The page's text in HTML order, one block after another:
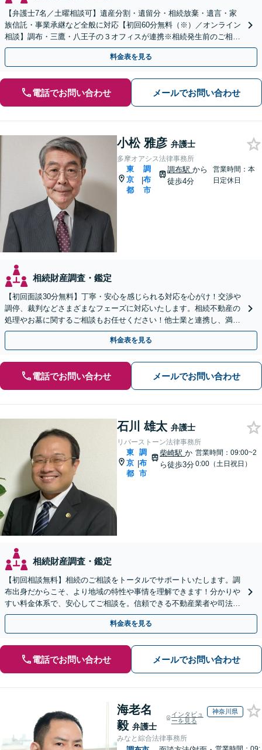
【弁護士7名／土曜相談可】遺産分割・遺留分・相続放棄・遺言・家
族信託・事業承継など全般に対応【初回60分無料（※）／オンライン
相談】調布・三鷹・八王子の３オフィスが連携※相続発生前のご相談
など有料相談になるものもございます
料金表を見る
電話でお問い合わせ メールでお問い合わせ
小松 雅彦 弁護士
多摩オアシス法律事務所
東
京
都
|
調
布
市
調布駅から
徒歩4分
営業時間：本
日定休日
相続財産調査・鑑定
【初回面談30分無料】丁寧・安心を感じられる対応を心がけ！交渉や
調停、裁判などさまざまなフェーズに対応いたします。相続不動産の
処理やお墓に関するご相談もお任せください！他士業と連携し、満足
度の高い相続の実現を目指します【弁護士歴40年以上】
料金表を見る
電話でお問い合わせ メールでお問い合わせ
石川 雄太 弁護士
リバーストーン法律事務所
東
京
都
|
調
布
市
柴崎駅か
ら徒歩3分
営業時間：09:00~2
0:00（土日祝日）
相続財産調査・鑑定
【初回相談無料】相続のご相談をトータルでサポートいたします。調
布出身だからこそ、より地域の特性や事情を理解できます！分かりや
すい料金体系で、安心してご相談を。信頼できる不動産業者や司法書
士、税理士などもご紹介可【出張相談可】【土日祝対応可】
料金表を見る
電話でお問い合わせ メールでお問い合わせ
海老名
毅 弁護士
インタビュ
ーを見る
神奈川県
みなと綜合法律事務所